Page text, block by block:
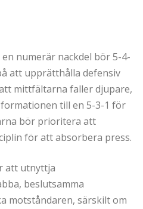
numerär nackdel bör 5-4-
att upprätthålla defensiv
mittfältarna faller djupare,
till en 5-3-1 för
bör prioritera att
för att absorbera press.
att utnyttja
beslutsamma
motståndaren, särskilt om